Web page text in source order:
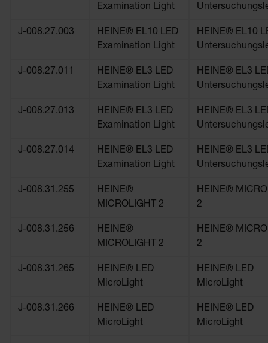
Examination Light
J-008.27.003
HEINE® EL10 LED
Examination Light
HEINE® EL10
J-008.27.011
HEINE® EL3 LED
Examination Light
HEINE® EL3
J-008.27.013
HEINE® EL3 LED
Examination Light
HEINE® EL3
J-008.27.014
HEINE® EL3 LED
Examination Light
HEINE® EL3
J-008.31.255
HEINE®
MICROLIGHT 2
HEINE®
2
J-008.31.256
HEINE®
MICROLIGHT 2
HEINE®
2
J-008.31.265
HEINE® LED
MicroLight
HEINE® LED
MicroLight
J-008.31.266
HEINE® LED
MicroLight
HEINE® LED
MicroLight